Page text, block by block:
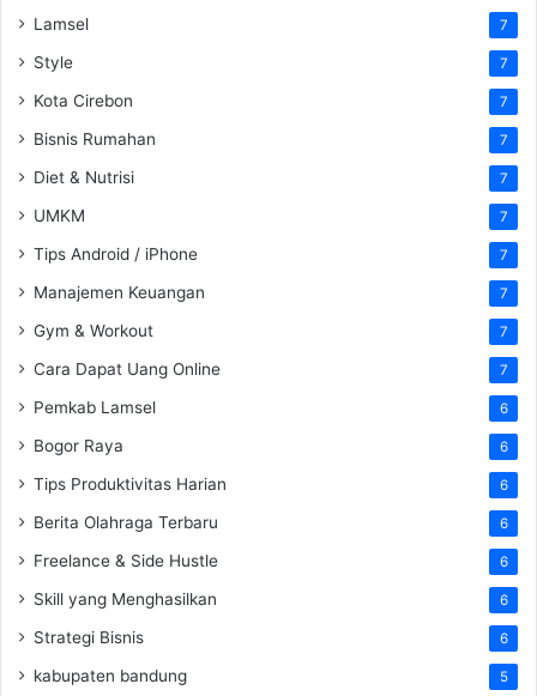
Lamsel 7
Style 7
Kota Cirebon 7
Bisnis Rumahan 7
Diet & Nutrisi 7
UMKM 7
Tips Android / iPhone 7
Manajemen Keuangan 7
Gym & Workout 7
Cara Dapat Uang Online 7
Pemkab Lamsel 6
Bogor Raya 6
Tips Produktivitas Harian 6
Berita Olahraga Terbaru 6
Freelance & Side Hustle 6
Skill yang Menghasilkan 6
Strategi Bisnis 6
kabupaten bandung 5